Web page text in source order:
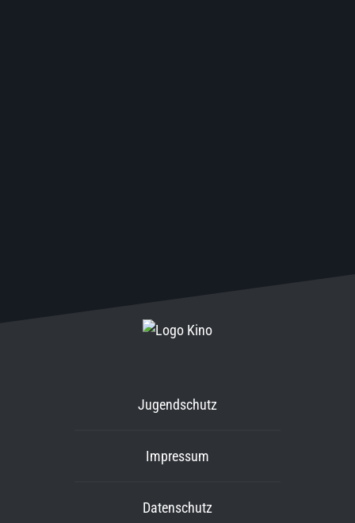
Jugendschutz
Impressum
Datenschutz